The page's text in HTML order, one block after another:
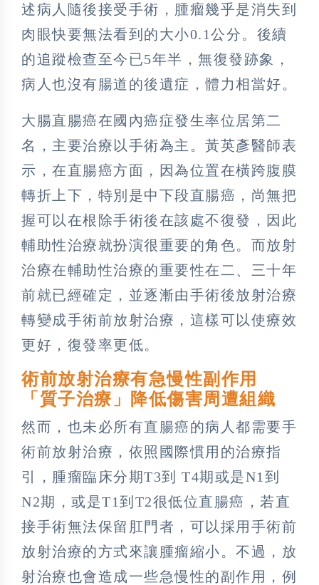
述病人隨後接受手術，腫瘤幾乎是消失到
肉眼快要無法看到的大小0.1公分。後續
的追蹤檢查至今已5年半，無復發跡象，
病人也沒有腸道的後遺症，體力相當好。
大腸直腸癌在國內癌症發生率位居第二
名，主要治療以手術為主。黃英彥醫師表
示，在直腸癌方面，因為位置在橫跨腹膜
轉折上下，特別是中下段直腸癌，尚無把
握可以在根除手術後在該處不復發，因此
輔助性治療就扮演很重要的角色。而放射
治療在輔助性治療的重要性在二、三十年
前就已經確定，並逐漸由手術後放射治療
轉變成手術前放射治療，這樣可以使療效
更好，復發率更低。
術前放射治療有急慢性副作用
「質子治療」降低傷害周遭組織
然而，也未必所有直腸癌的病人都需要手
術前放射治療，依照國際慣用的治療指
引，腫瘤臨床分期T3到 T4期或是N1到
N2期，或是T1到T2很低位直腸癌，若直
接手術無法保留肛門者，可以採用手術前
放射治療的方式來讓腫瘤縮小。不過，放
射治療也會造成一些急慢性的副作用，例